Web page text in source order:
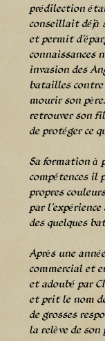
prédilection
conseillait déjà
et permit
connaissances
invasion des
batailles
mourir son
retrouver son
de protéger ce
Sa formation à
compétences il
propres
par
des quelques
Après une
commercial et
et adoubé par
et prit le nom
de grosses
la relève de son